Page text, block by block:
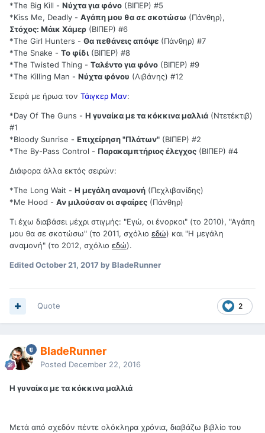
*The Big Kill - Νύχτα για φόνο (ΒΙΠΕΡ) #5
*Kiss Me, Deadly - Αγάπη μου θα σε σκοτώσω (Πάνθηρ),
Στόχος: Μάικ Χάμερ (ΒΙΠΕΡ) #6
*The Girl Hunters - Θα πεθάνεις απόψε (Πάνθηρ) #7
*The Snake - Το φίδι (ΒΙΠΕΡ) #8
*The Twisted Thing - Ταλέντο για φόνο (ΒΙΠΕΡ) #9
*The Killing Man - Νύχτα φόνου (Λιβάνης) #12
Σειρά με ήρωα τον Τάιγκερ Μαν:
*Day Of The Guns - Η γυναίκα με τα κόκκινα μαλλιά (Ντετέκτιβ)
#1
*Bloody Sunrise - Επιχείρηση "Πλάτων" (ΒΙΠΕΡ) #2
*The By-Pass Control - Παρακαμπτήριος έλεγχος (ΒΙΠΕΡ) #4
Διάφορα άλλα εκτός σειρών:
*The Long Wait - Η μεγάλη αναμονή (Πεχλιβανίδης)
*Me Hood - Αν μιλούσαν οι σφαίρες (Πάνθηρ)
Τι έχω διαβάσει μέχρι στιγμής: "Εγώ, οι ένορκοι" (το 2010), "Αγάπη
μου θα σε σκοτώσω" (το 2011, σχόλιο εδώ) και "Η μεγάλη
αναμονή" (το 2012, σχόλιο εδώ).
EditedOctober 21, 2017 by BladeRunner
2
Quote
BladeRunner
Posted December 22, 2016
Η γυναίκα με τα κόκκινα μαλλιά
Μετά από σχεδόν πέντε ολόκληρα χρόνια, διαβάζω βιβλίο του